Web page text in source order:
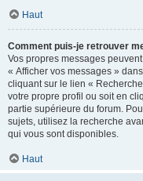
Haut
Comment puis-je retrouver
Vos propres messages
« Afficher vos messages »
cliquant sur le lien «
votre propre profil ou soit en
partie supérieure du forum.
sujets, utilisez la recherche
qui vous sont disponibles.
Haut